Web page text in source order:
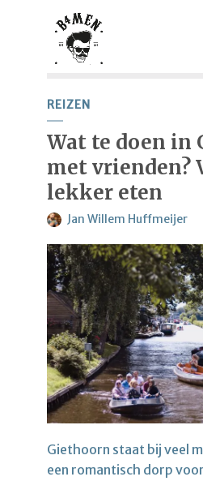
REIZEN
Wat te doen in
met vrienden?
lekker eten
Jan Willem Huffmeijer
Giethoorn staat bij veel
een romantisch dorp